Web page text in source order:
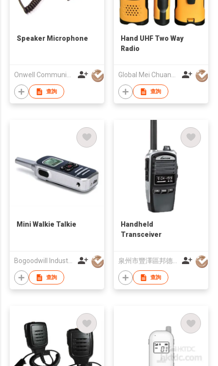
Speaker Microphone
查詢
Hand UHF Two Way
Radio
查詢
Mini Walkie Talkie
Bogoodwill Industrial Co., Limited
查詢
Handheld
Transceiver
泉州市豐澤區邦德通訊有限公司
查詢